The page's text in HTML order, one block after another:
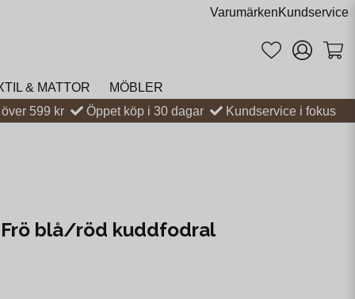
VarumärkenKundservice
& MATTOR
MÖBLER
599 kr
Öppet köp i 30 dagar Kundservice i fokus
Frö blå/röd kuddfodral